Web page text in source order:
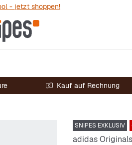
- jetzt shoppen!
Kauf auf Rechnung
SNIPES EXKLUSIV
adidas Originals